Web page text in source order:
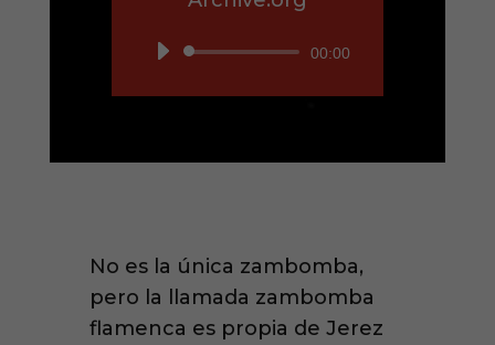
Reproductor
00:00
No es la única zambomba,
pero la llamada zambomba
flamenca es propia de Jerez